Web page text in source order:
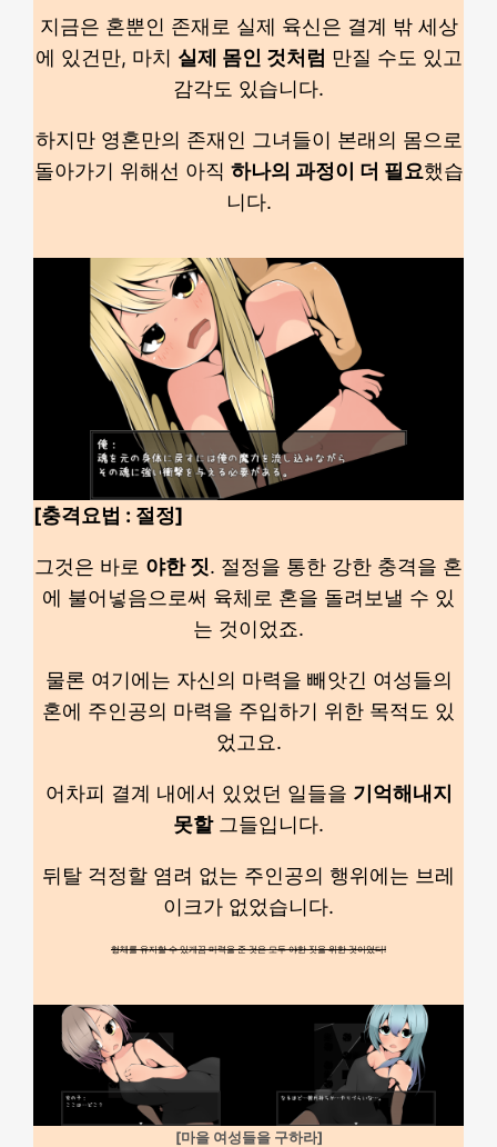
지금은 혼뿐인 존재로 실제 육신은 결계 밖 세상
에 있건만, 마치 실제 몸인 것처럼 만질 수도 있고
감각도 있습니다.
하지만 영혼만의 존재인 그녀들이 본래의 몸으로
돌아가기 위해선 아직 하나의 과정이 더 필요했습
니다.
[충격요법 : 절정]
그것은 바로 야한 짓. 절정을 통한 강한 충격을 혼
에 불어넣음으로써 육체로 혼을 돌려보낼 수 있
는 것이었죠.
물론 여기에는 자신의 마력을 빼앗긴 여성들의
혼에 주인공의 마력을 주입하기 위한 목적도 있
었고요.
어차피 결계 내에서 있었던 일들을 기억해내지
못할그들입니다.
뒤탈 걱정할 염려 없는 주인공의 행위에는 브레
이크가 없었습니다.
형체를 유지할 수 있게끔 마력을 준 것은 모두 야한 짓을 위한 것이었다!
[마을 여성들을 구하라]